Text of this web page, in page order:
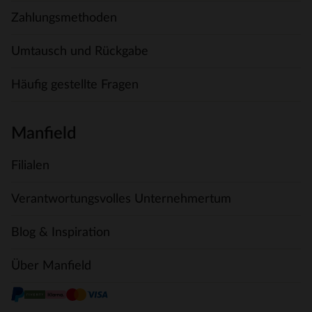
Zahlungsmethoden
Umtausch und Rückgabe
Häufig gestellte Fragen
Manfield
Filialen
Verantwortungsvolles Unternehmertum
Blog & Inspiration
Über Manfield